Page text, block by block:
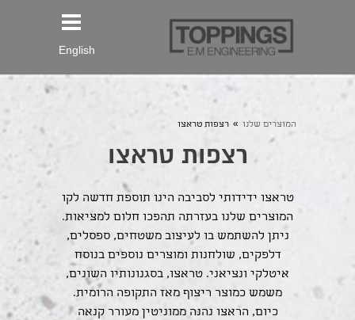
English
המוצרים שלנו » רצפות טראצו
רצפות טראצו
טראצו ידידותי לסביבה הינו תוספת חדשה לקו
המוצרים שלנו בעזרתה תהפכו חלום למציאות.
ניתן להשתמש בו לעיצוב משטחים, ספסלים,
דלפקים, שולחנות ומוצרים נוספים בנוסח
איטלקי ונציאני. טראצו, בסגנונותיו השונים,
משמש כמוצר ריצוף מאז התקופה הרומית.
כיום, הראצו נהנה ממוניטין מעורר קנאה